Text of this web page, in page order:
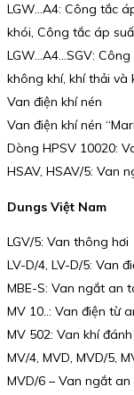
LGW…A4: Công tắc
khói, Công tắc áp
LGW…A4…SGV:
không khí, khí thải
Van điện khí nén
Van điện khí nén
Dòng HPSV 10020:
HSAV, HSAV/5: Van
Dungs Việt Nam
LGV/5: Van thông hơi
LV-D/4, LV-D/5: Van
MBE-S: Van ngắt an
MV 10..: Van điện từ
MV 502: Van khí
MV/4, MVD, MVD/5,
MVD/6 – Van ngắt